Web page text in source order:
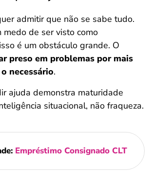
admitir que não se sabe tudo.
medo de ser visto como
é um obstáculo grande. O
preso em problemas por mais
necessário.
ajuda demonstra maturidade
situacional, não fraqueza.
Empréstimo Consignado CLT